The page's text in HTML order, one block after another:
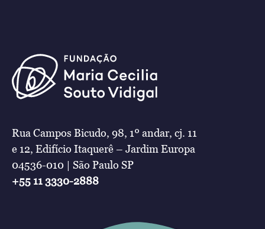
Rua Campos Bicudo, 98, 1º andar, cj. 11
e 12, Edifício Itaquerê – Jardim Europa
04536-010 | São Paulo SP
+55 11 3330-2888